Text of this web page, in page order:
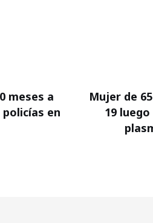
meses a
en
Mujer de
19